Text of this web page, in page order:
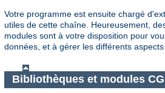
Votre programme est ensuite chargé
utiles de cette chaîne. Heureusement,
modules sont à votre disposition pour
données, et à gérer les différents
Bibliothèques et modules